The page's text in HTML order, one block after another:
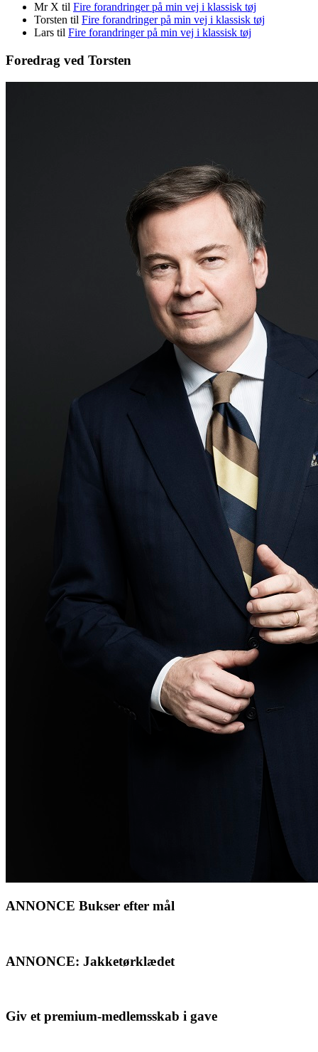
Mr X til Fire forandringer på min vej i klassisk tøj
Torsten til Fire forandringer på min vej i klassisk tøj
Lars til Fire forandringer på min vej i klassisk tøj
Foredrag ved Torsten
ANNONCE Bukser efter mål
ANNONCE: Jakketørklædet
Giv et premium-medlemsskab i gave